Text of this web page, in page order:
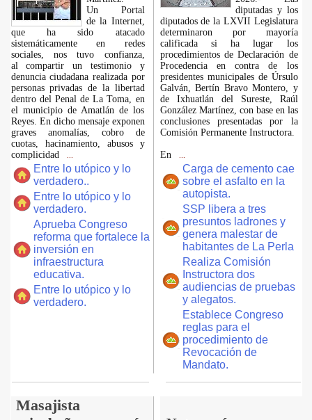
​Un Portal
de la Internet,
que ha sido atacado
sistemáticamente en redes
sociales, nos tuvo confianza,
al compartir un testimonio y
denuncia ciudadana realizada por
personas privadas de la libertad
dentro del Penal de La Toma, en
el municipio de Amatlán de los
Reyes. En dicho mensaje exponen
graves anomalías, cobro de
cuotas, hacinamiento, abusos y
complicidad
Entre lo utópico y lo
verdadero..
Entre lo utópico y lo
verdadero.
Aprueba Congreso
reforma que fortalece la
inversión en
infraestructura
educativa.
Entre lo utópico y lo
verdadero.
diputadas y los
diputados de la LXVII Legislatura
determinaron por mayoría
calificada si ha lugar los
procedimientos de Declaración de
Procedencia en contra de los
presidentes municipales de Úrsulo
Galván, Bertín Bravo Montero, y
de Ixhuatlán del Sureste, Raúl
González Martínez, con base en las
conclusiones presentadas por la
Comisión Permanente Instructora.
En
Carga de cemento cae
sobre el asfalto en la
autopista.
SSP libera a tres
presuntos ladrones y
genera malestar de
habitantes de La Perla
Realiza Comisión
Instructora dos
audiencias de pruebas
y alegatos.
Establece Congreso
reglas para el
procedimiento de
Revocación de
Mandato.
Masajista